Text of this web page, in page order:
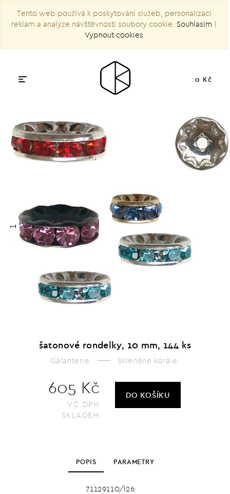
Tento web používá k poskytování služeb, personalizaci
reklam a analýze návštěvnosti soubory cookie. Souhlasím |
Vypnout cookies
0 Kč
1
šatonové rondelky, 10 mm, 144 ks
Galanterie Skleněné korále
605 Kč
VČ.DPH
SKLADEM
DO KOŠÍKU
POPIS PARAMETRY
71129110/l26